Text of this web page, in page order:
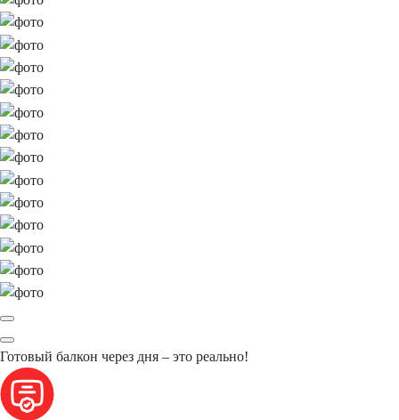
Готовый балкон через дня – это реально!